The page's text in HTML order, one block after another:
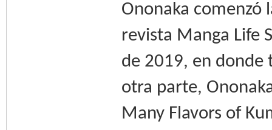
Ononaka comenzó
revista Manga Life
de 2019, en donde
otra parte,
Many Flavors of